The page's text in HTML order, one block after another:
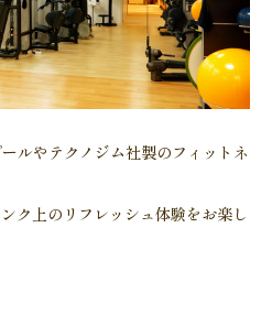
ルやテクノジム社製のフィットネ
ク上のリフレッシュ体験をお楽し